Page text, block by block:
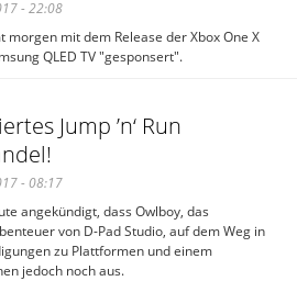
- 22:08
mit dem Release der Xbox One X
QLED TV "gesponsert".
Jump ’n‘ Run
- 08:17
angekündigt, dass Owlboy, das
von D-Pad Studio, auf dem Weg in
zu Plattformen und einem
jedoch noch aus.